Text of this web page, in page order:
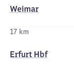
Weimar
17 km
Erfurt Hbf